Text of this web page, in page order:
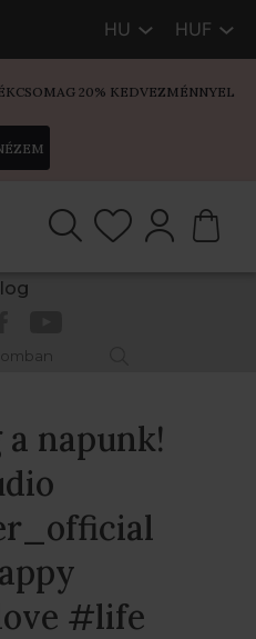
HU HUF
20% KEDVEZMÉNNYEL
napunk!
#life